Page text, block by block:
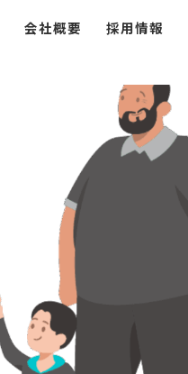
会社概要 採用情報